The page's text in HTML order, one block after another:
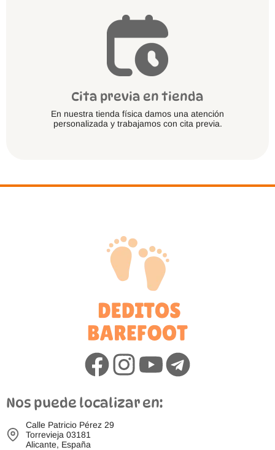
Cita previa en tienda
En nuestra tienda física damos una atención
personalizada y trabajamos con cita previa.
Nos puede localizar en:
Calle Patricio Pérez 29
Torrevieja 03181
Alicante, España